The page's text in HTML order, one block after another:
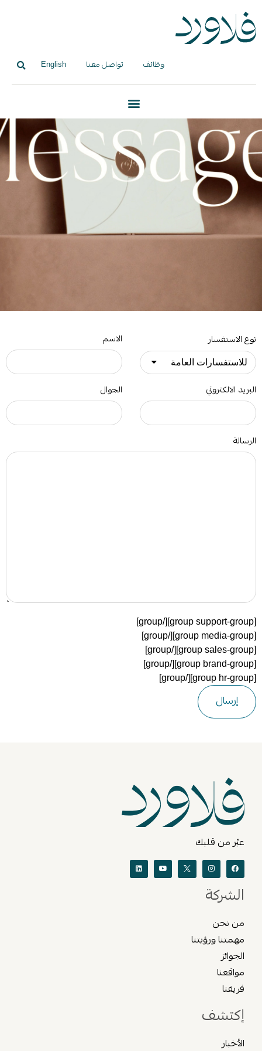
وظائف تواصل معنا English
نوع الاستفسار الاسم
البريد الالكتروني الجوال
الرسالة
عبّر من قلبك
الشركة
من نحن
مهمتنا ورؤيتنا
الجوائز
مواقعنا
فريقنا
إكتشف
الأخبار